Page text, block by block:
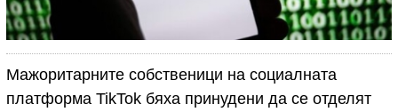
Мажоритарните собственици на социалната
платформа TikTok бяха принудени да се отделят